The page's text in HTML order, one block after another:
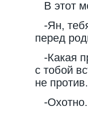
В этот
-Ян,
перед
-Какая
с тобой
не
-Охотно.